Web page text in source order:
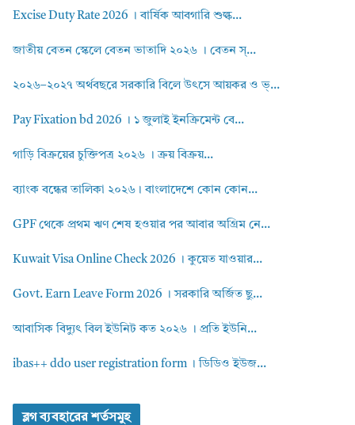
Excise Duty Rate 2026 । বার্ষিক আবগারি শুল্ক...
জাতীয় বেতন স্কেলে বেতন ভাতাদি ২০২৬ । বেতন স্...
২০২৬–২০২৭ অর্থবছরে সরকারি বিলে উৎসে আয়কর ও ভ্...
Pay Fixation bd 2026 । ১ জুলাই ইনক্রিমেন্ট বে...
গাড়ি বিক্রয়ের চুক্তিপত্র ২০২৬ । ক্রয় বিক্রয়...
ব্যাংক বন্ধের তালিকা ২০২৬। বাংলাদেশে কোন কোন...
GPF থেকে প্রথম ঋণ শেষ হওয়ার পর আবার অগ্রিম নে...
Kuwait Visa Online Check 2026 । কুয়েত যাওয়ার...
Govt. Earn Leave Form 2026 । সরকারি অর্জিত ছু...
আবাসিক বিদ্যুৎ বিল ইউনিট কত ২০২৬ । প্রতি ইউনি...
ibas++ ddo user registration form । ডিডিও ইউজ...
ব্লগ ব্যবহারের শর্তসমুহ